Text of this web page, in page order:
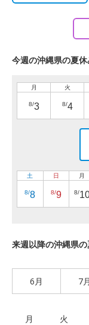
今週の沖縄県の夏
月
8/3
火
8/4
土
8/8
日
8/9
月
8/
来週以降の沖縄県
6月 7月
月 火